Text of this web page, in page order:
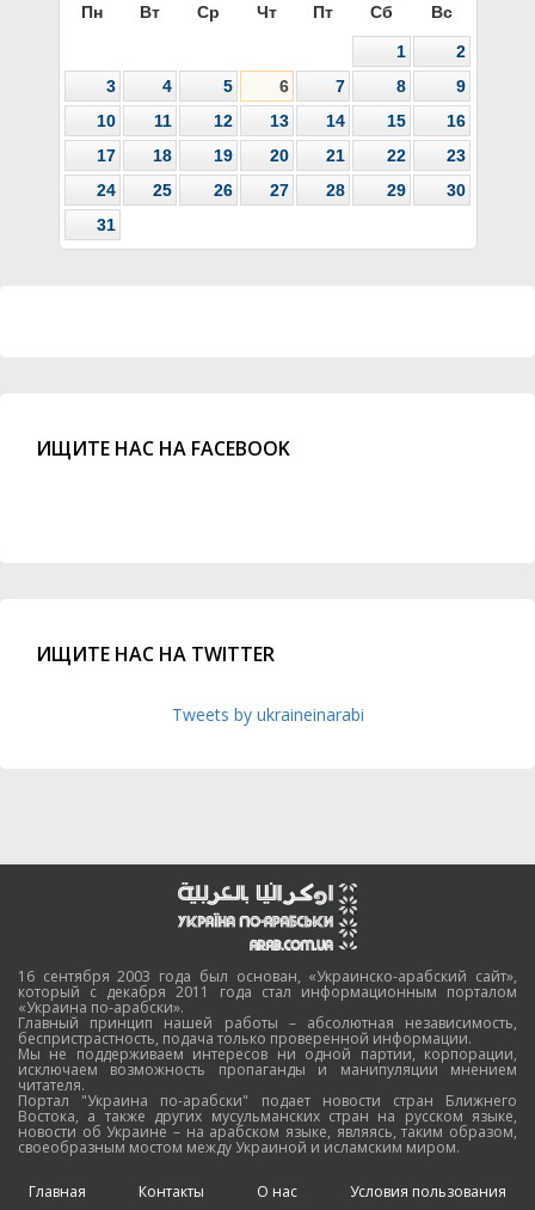
Пн Вт Ср Чт Пт Сб Вс
1
2
3
4 5 6 7 8
9
10
11 12 13 14 15
16
17
18 19 20 21 22
23
24
25 26 27 28 29
30
31
ИЩИТЕ НАС НА FACEBOOK
ИЩИТЕ НАС НА TWITTER
Tweets by ukraineinarabi
16 сентября 2003 года был основан, «Украинско-арабский сайт»,
который с декабря 2011 года стал информационным порталом
«Украина по-арабски».
Главный принцип нашей работы – абсолютная независимость,
беспристрастность, подача только проверенной информации.
Мы не поддерживаем интересов ни одной партии, корпорации,
исключаем возможность пропаганды и манипуляции мнением
читателя.
Портал "Украина по-арабски" подает новости стран Ближнего
Востока, а также других мусульманских стран на русском языке,
новости об Украине – на арабском языке, являясь, таким образом,
своеобразным мостом между Украиной и исламским миром.
Главная Контакты О нас Условия пользования